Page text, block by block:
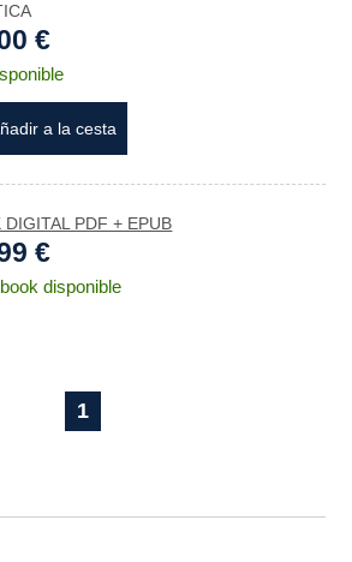
€
a la cesta
DIGITAL PDF + EPUB
€
disponible
1